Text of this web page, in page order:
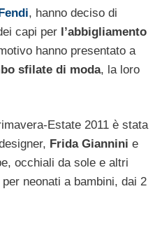
, hanno deciso di
capi per l’abbigliamento
hanno presentato a
sfilate di moda, la loro
Estate 2011 è stata
Frida Giannini e
occhiali da sole e altri
neonati a bambini, dai 2